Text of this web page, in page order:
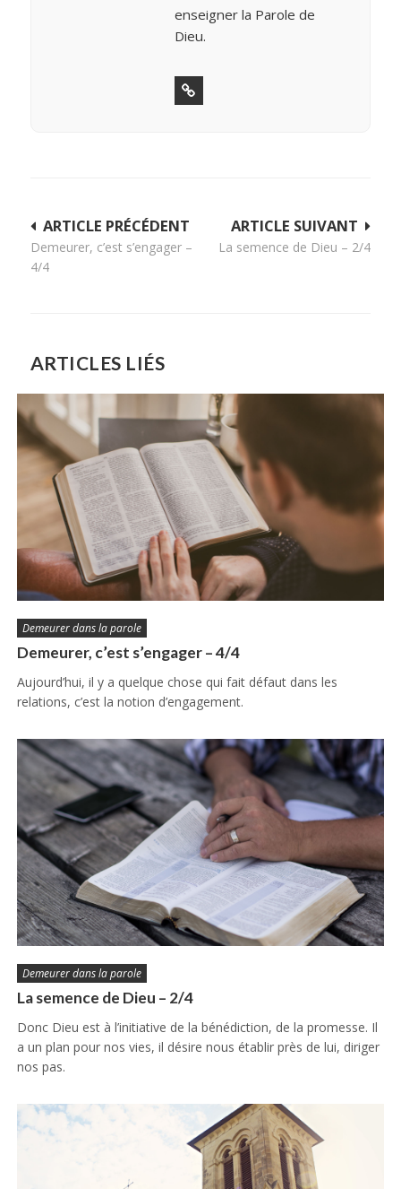
enseigner la Parole de
Dieu.
Navigation
de
ARTICLE SUIVANT
La semence de Dieu – 2/4
ARTICLE PRÉCÉDENT
Demeurer, c’est s’engager –
4/4
ARTICLES LIÉS
Demeurer dans la parole
Demeurer, c’est s’engager – 4/4
Aujourd’hui, il y a quelque chose qui fait défaut dans les
relations, c’est la notion d’engagement.
Demeurer dans la parole
La semence de Dieu – 2/4
Donc Dieu est à l’initiative de la bénédiction, de la promesse. Il
a un plan pour nos vies, il désire nous établir près de lui, diriger
nos pas.